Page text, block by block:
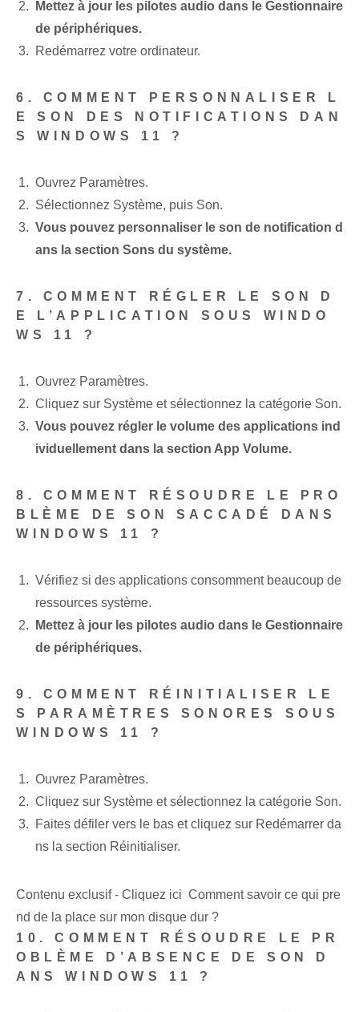
Mettez à jour les pilotes audio dans le Gestionnaire
de périphériques.
Redémarrez votre ordinateur.
6. COMMENT PERSONNALISER L
E SON DES NOTIFICATIONS DAN
S WINDOWS 11 ?
Ouvrez Paramètres.
Sélectionnez Système, puis Son.
Vous pouvez personnaliser le son de notification d
ans la section Sons du système.
7. COMMENT RÉGLER LE SON D
E L’APPLICATION SOUS WINDO
WS 11 ?
Ouvrez Paramètres.
Cliquez sur Système et sélectionnez la catégorie Son.
Vous pouvez régler le volume des applications ind
ividuellement dans la section App Volume.
8. COMMENT RÉSOUDRE LE PRO
BLÈME DE SON SACCADÉ DANS
WINDOWS 11 ?
Vérifiez si des applications consomment beaucoup de
ressources système.
Mettez à jour les pilotes audio dans le Gestionnaire
de périphériques.
9. COMMENT RÉINITIALISER LE
S PARAMÈTRES SONORES SOUS
WINDOWS 11 ?
Ouvrez Paramètres.
Cliquez sur Système et sélectionnez la catégorie Son.
Faites défiler vers le bas et cliquez sur Redémarrer da
ns la section Réinitialiser.
Contenu exclusif - Cliquez ici Comment savoir ce qui pre
nd de la place sur mon disque dur ?
10. COMMENT RÉSOUDRE LE PR
OBLÈME D’ABSENCE DE SON D
ANS WINDOWS 11 ?